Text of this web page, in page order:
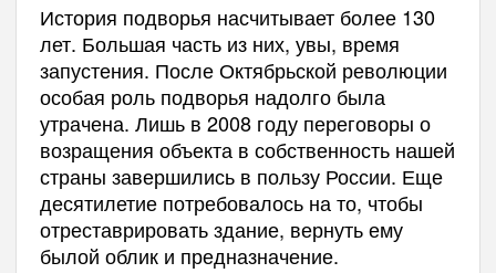
История подворья насчитывает более 130
лет. Большая часть из них, увы, время
запустения. После Октябрьской революции
особая роль подворья надолго была
утрачена. Лишь в 2008 году переговоры о
возращения объекта в собственность нашей
страны завершились в пользу России. Еще
десятилетие потребовалось на то, чтобы
отреставрировать здание, вернуть ему
былой облик и предназначение.